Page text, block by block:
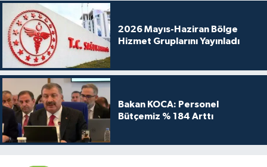
2026 Mayıs-Haziran Bölge
Hizmet Gruplarını Yayınladı
Bakan KOCA: Personel
Bütçemiz % 184 Arttı